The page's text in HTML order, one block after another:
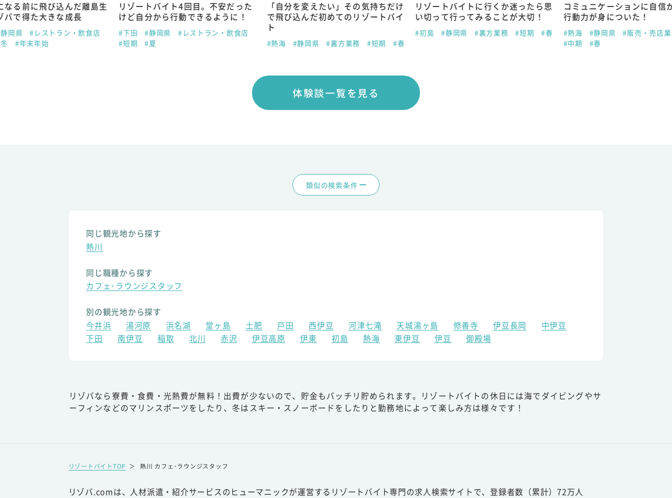
なる前に飛び込んだ離島生
バで得た大きな成長
岡県
#レストラン・飲食店
#年末年始
リゾートバイト4回目。不安だった
けど自分から行動できるように！
#下田 #静岡県
#レストラン・飲食店
#短期
#夏
「自分を変えたい」その気持ちだけ
で飛び込んだ初めてのリゾートバイ
ト
#熱海 #静岡県 #裏方業務 #短期 #春
リゾートバイトに行くか迷ったら思
い切って行ってみることが大切！
#初島 #静岡県 #裏方業務 #短期 #春
コミュニケーションに自信
行動力が身についた！
#熱海 #静岡県
#販売・売店
#中期
#春
体験談一覧を見る
類似の検索条件
同じ観光地から探す
熱川
同じ職種から探す
カフェ･ラウンジスタッフ
別の観光地から探す
今井浜
湯河原 浜名湖 堂ヶ島 土肥 戸田 西伊豆 河津七滝 天城湯ヶ島 修善寺 伊豆長岡
中伊豆
下田
南伊豆 稲取 北川 赤沢 伊豆高原 伊東 初島 熱海 東伊豆 伊豆 御殿場
リゾバなら寮費・食費・光熱費が無料！出費が少ないので、貯金もバッチリ貯められます。リゾートバイトの休日には海でダイビングやサ
ーフィンなどのマリンスポーツをしたり、冬はスキー・スノーボードをしたりと勤務地によって楽しみ方は様々です！
リゾートバイトTOP ＞ 熱川 カフェ･ラウンジスタッフ
リゾバ.comは、人材派遣・紹介サービスのヒューマニックが運営するリゾートバイト専門の求人検索サイトで、登録者数（累計）72万人